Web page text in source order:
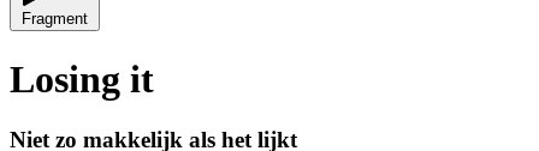
Fragment
Losing it
Niet zo makkelijk als het lijkt